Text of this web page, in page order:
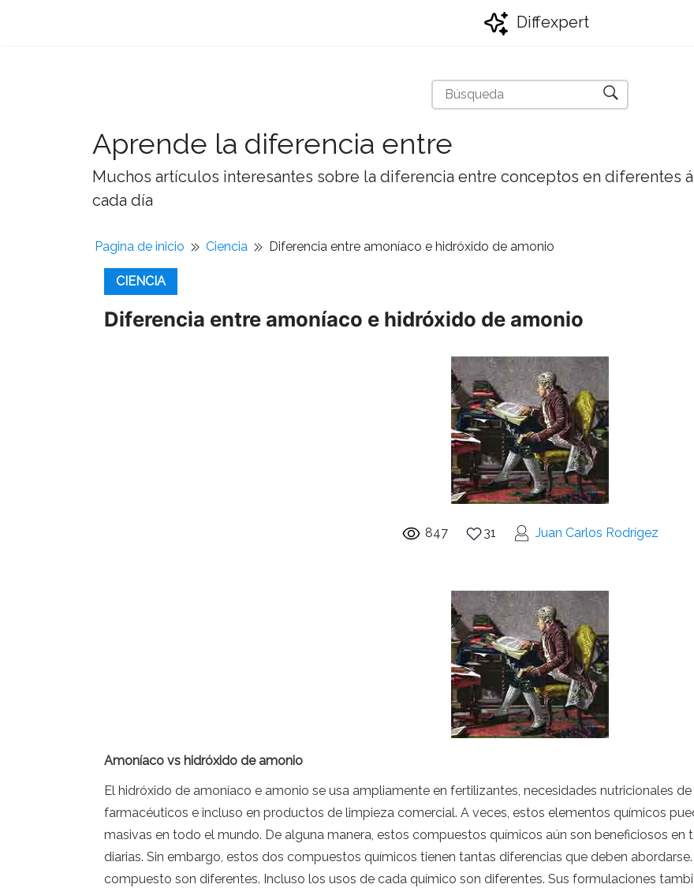
Diffexpert
Aprende la diferencia entre
Muchos artículos interesantes sobre la diferencia entre conceptos en diferentes
cada día
Pagina de inicio Ciencia Diferencia entre amoníaco e hidróxido de amonio
CIENCIA
Diferencia entre amoníaco e hidróxido de amonio
847 31 Juan Carlos Rodrígez
Amoníaco vs hidróxido de amonio
El hidróxido de amoníaco e amonio se usa ampliamente en fertilizantes, necesidades nutricionales
farmacéuticos e incluso en productos de limpieza comercial. A veces, estos elementos químicos
masivas en todo el mundo. De alguna manera, estos compuestos químicos aún son beneficiosos en
diarias. Sin embargo, estos dos compuestos químicos tienen tantas diferencias que deben
compuesto son diferentes. Incluso los usos de cada químico son diferentes. Sus formulaciones